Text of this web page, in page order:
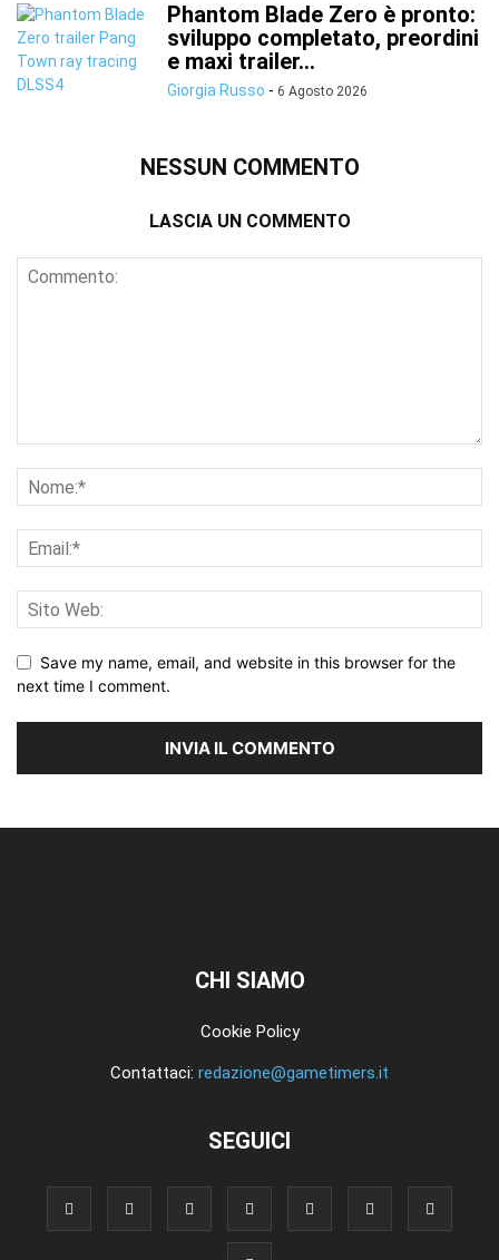
Phantom Blade Zero è pronto:
sviluppo completato, preordini
e maxi trailer...
Giorgia Russo - 6 Agosto 2026
NESSUN COMMENTO
LASCIA UN COMMENTO
Save my name, email, and website in this browser for the
next time I comment.
CHI SIAMO
Cookie Policy
Contattaci: redazione@gametimers.it
SEGUICI